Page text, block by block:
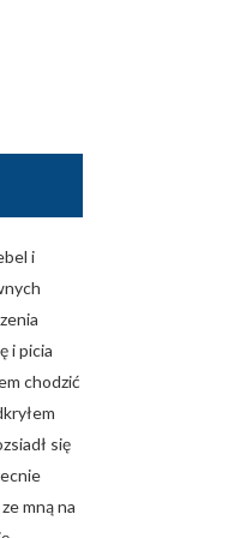
i
i picia
chodzić
się
mną na